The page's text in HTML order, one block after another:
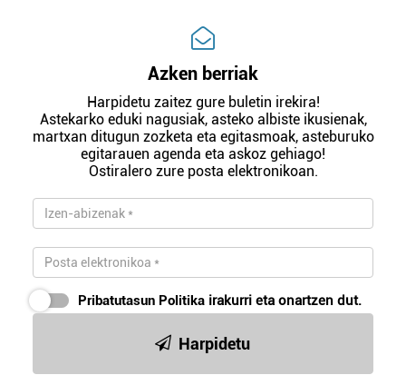
Azken berriak
Harpidetu zaitez gure buletin irekira!
Astekarko eduki nagusiak, asteko albiste ikusienak,
martxan ditugun zozketa eta egitasmoak, asteburuko
egitarauen agenda eta askoz gehiago!
Ostiralero zure posta elektronikoan.
Pribatutasun Politika irakurri eta onartzen dut.
Harpidetu